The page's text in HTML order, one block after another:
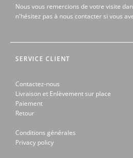
Nous vous remercions de votre visite
n'hésitez pas à nous contacter si vous
SERVICE CLIENT
Contactez-nous
Livraison et Enlèvement sur place
Paiement
Retour
Conditions générales
Privacy policy